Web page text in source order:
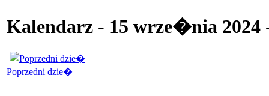
Kalendarz - 15 wrze�nia 2024
Poprzedni dzie�